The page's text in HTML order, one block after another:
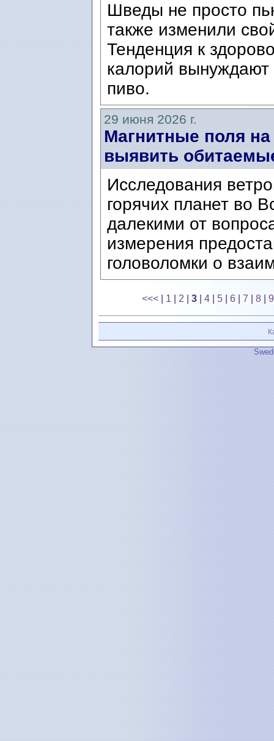
Шведы не просто
также изменили
Тенденция к
калорий
пиво.
29 июня 2026 г.
Магнитные поля на
выявить
Исследования
горячих планет во
далекими от
измерения
головоломки о
<<< 1 2 3 4 5 6 7 8 9